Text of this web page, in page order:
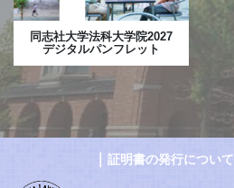
同志社大学法科大学院2027
デジタルパンフレット
証明書の発行について